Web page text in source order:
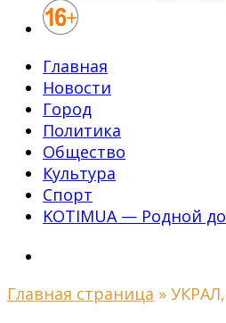
Главная
Новости
Город
Политика
Общество
Культура
Спорт
KOTIMUA — Родной
Главная страница »